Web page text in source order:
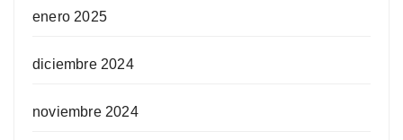
enero 2025
diciembre 2024
noviembre 2024